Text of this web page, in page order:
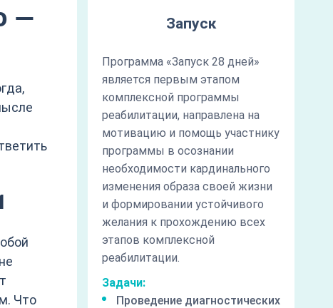
—
Что
Запуск
Программа «Запуск 28 дней»
является первым этапом
комплексной программы
реабилитации, направлена на
мотивацию и помощь участнику
программы в осознании
необходимости кардинального
изменения образа своей жизни
и формировании устойчивого
желания к прохождению всех
этапов комплексной
реабилитации.
Задачи:
Проведение диагностических